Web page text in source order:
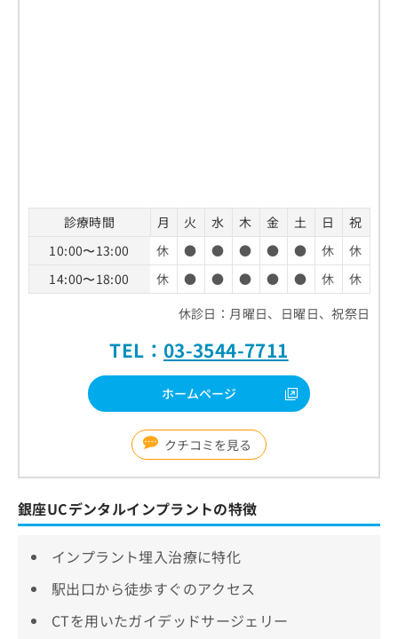
診療時間 月 火 水 木 金 土 日
祝
10:00〜13:00
休 ● ● ● ● ● 休
休
14:00〜18:00
休 ● ● ● ● ● 休
休
休診日：月曜日、日曜日、祝祭日
TEL： 03-3544-7711
ホームページ
クチコミを見る
銀座UCデンタルインプラントの特徴
インプラント埋入治療に特化
駅出口から徒歩すぐのアクセス
CTを用いたガイデッドサージェリー